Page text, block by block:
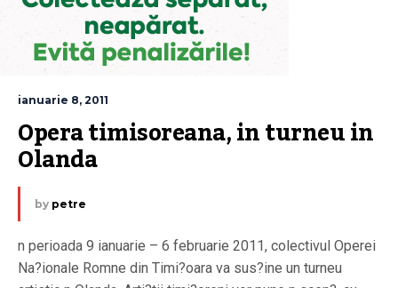
ianuarie 8, 2011
Opera timisoreana, in turneu in
Olanda
by petre
n perioada 9 ianuarie – 6 februarie 2011, colectivul Operei
Na?ionale Romne din Timi?oara va sus?ine un turneu